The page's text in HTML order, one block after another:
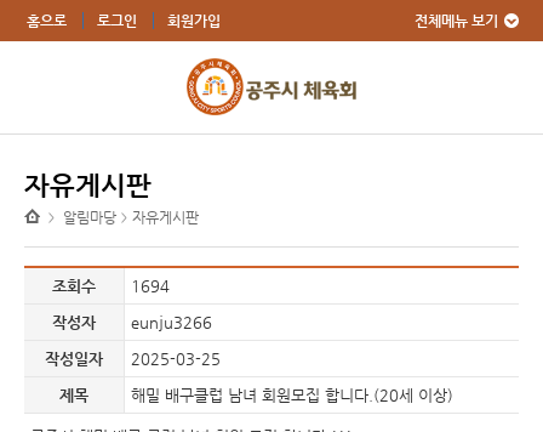
홈으로 로그인 회원가입 전체메뉴 보기
자유게시판
> 알림마당 > 자유게시판
조회수
1694
작성자
eunju3266
작성일자
2025-03-25
제목
해밀 배구클럽 남녀 회원모집 합니다.(20세 이상)